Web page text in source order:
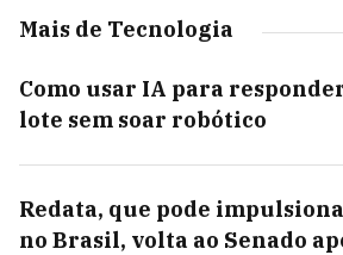
Mais de Tecnologia
Como usar IA para
lote sem soar robótico
Redata, que pode
no Brasil, volta ao Senado